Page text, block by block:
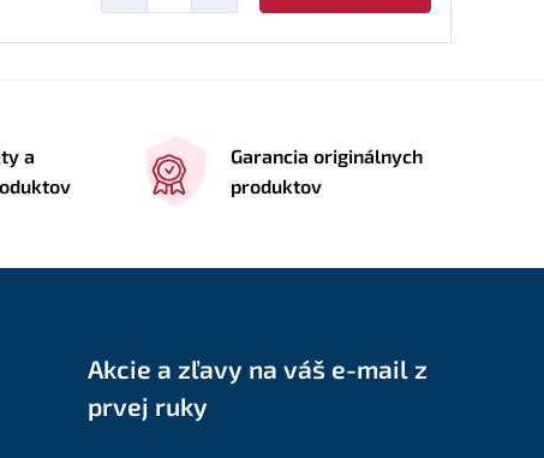
a
Garancia originálnych
produktov
Akcie a zľavy na váš e-mail z
prvej ruky